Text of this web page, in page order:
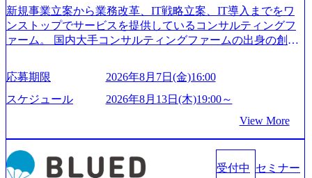
新規事業立案から業務改革、IT戦略立案、IT導入までをワ
ンストップでサービスを提供しているコンサルティングフ
ァーム。 国内大手コンサルティングファームの出身の創業
もっと自由に誠実に提案できる会社をつくりたい」「胸を
張って会社が好きだと言えるような家族的な組織をつくり
たい」という想いで会社を設立 PwC・アクセンチュアとい
社出身者など、様々な経歴の社員が活躍しており、働きや
すく魅力的な環境が整っているため、定着率が高いことか
ら「働きがいのある会社」に4年連続ベストカンパニーに選
出されている。 残業時間は平均30時間程度 事業/IT戦略立案
応募期限
2026年8月7日(金)16:00
スケジュール
2026年8月13日(木)19:00～
View More
受付中 セミナー